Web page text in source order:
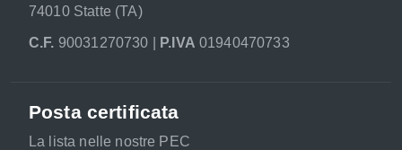
74010 Statte (TA)
C.F. 90031270730 | P.IVA 01940470733
Posta certificata
La lista nelle nostre PEC